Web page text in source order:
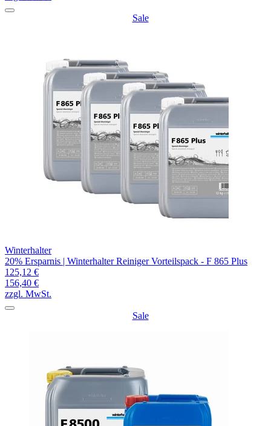
Sale
Winterhalter
20% Ersparnis | Winterhalter Reiniger Vorteilspack - F 865 Plus
125,12 €
156,40 €
zzgl. MwSt.
Sale